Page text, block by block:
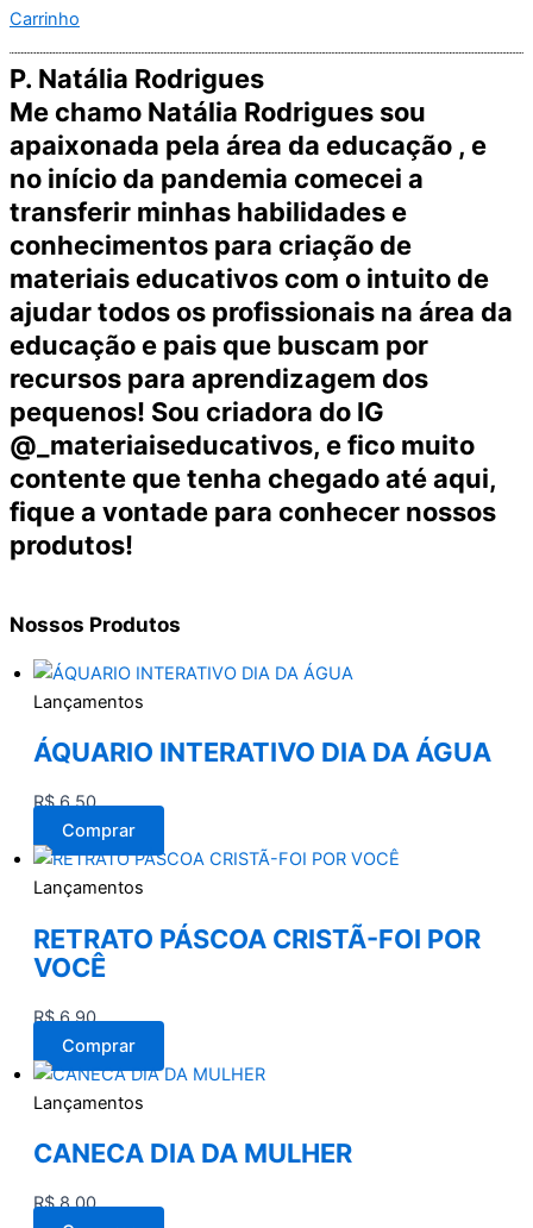
Carrinho
P. Natália Rodrigues
Me chamo Natália Rodrigues sou
apaixonada pela área da educação , e
no início da pandemia comecei a
transferir minhas habilidades e
conhecimentos para criação de
materiais educativos com o intuito de
ajudar todos os profissionais na área da
educação e pais que buscam por
recursos para aprendizagem dos
pequenos! Sou criadora do IG
@_materiaiseducativos, e fico muito
contente que tenha chegado até aqui,
fique a vontade para conhecer nossos
produtos!
Nossos Produtos
Lançamentos
ÁQUARIO INTERATIVO DIA DA ÁGUA
R$6,50
Comprar
Lançamentos
RETRATO PÁSCOA CRISTÃ-FOI POR
VOCÊ
R$6,90
Comprar
Lançamentos
CANECA DIA DA MULHER
R$8,00